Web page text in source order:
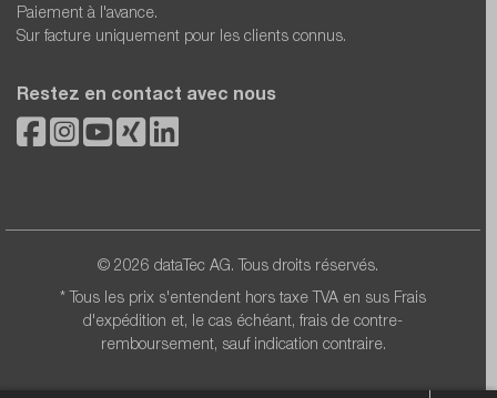
Paiement à l'avance.
Sur facture uniquement pour les clients connus.
Restez en contact avec nous
© 2026 dataTec AG. Tous droits réservés.
* Tous les prix s'entendent hors taxe TVA en sus Frais
d'expédition et, le cas échéant, frais de contre-
remboursement, sauf indication contraire.